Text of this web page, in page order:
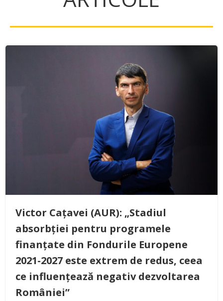
Victor Cațavei (AUR): „Stadiul
absorbției pentru programele
finanțate din Fondurile Europene
2021-2027 este extrem de redus, ceea
ce influențează negativ dezvoltarea
României”